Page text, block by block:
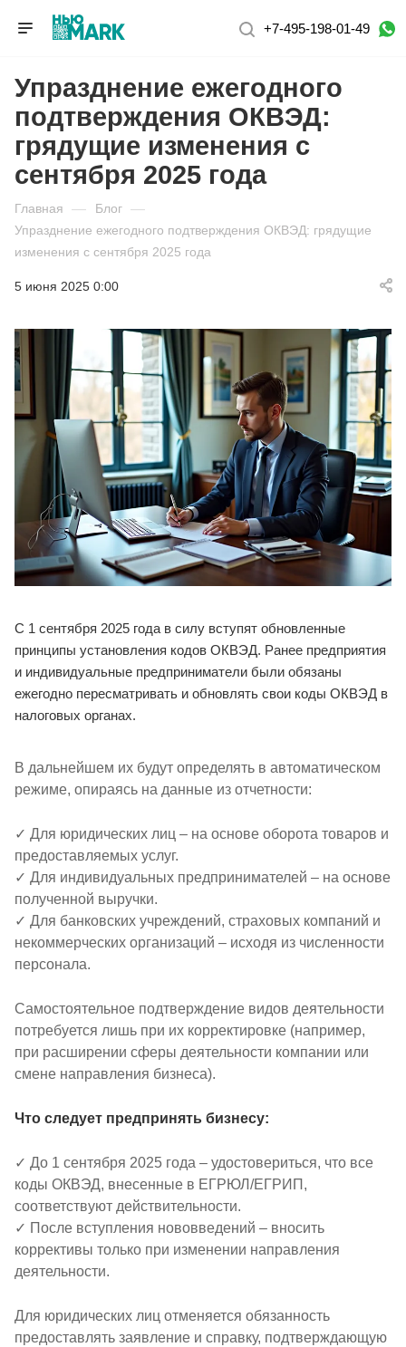
+7-495-198-01-49
Упразднение ежегодного
подтверждения ОКВЭД:
грядущие изменения с
сентября 2025 года
Главная — Блог —
Упразднение ежегодного подтверждения ОКВЭД: грядущие
изменения с сентября 2025 года
5 июня 2025 0:00
С 1 сентября 2025 года в силу вступят обновленные
принципы установления кодов ОКВЭД. Ранее предприятия
и индивидуальные предприниматели были обязаны
ежегодно пересматривать и обновлять свои коды ОКВЭД в
налоговых органах.
В дальнейшем их будут определять в автоматическом
режиме, опираясь на данные из отчетности:
✓ Для юридических лиц – на основе оборота товаров и
предоставляемых услуг.
✓ Для индивидуальных предпринимателей – на основе
полученной выручки.
✓ Для банковских учреждений, страховых компаний и
некоммерческих организаций – исходя из численности
персонала.
Самостоятельное подтверждение видов деятельности
потребуется лишь при их корректировке (например,
при расширении сферы деятельности компании или
смене направления бизнеса).
Что следует предпринять бизнесу:
✓ До 1 сентября 2025 года – удостовериться, что все
коды ОКВЭД, внесенные в ЕГРЮЛ/ЕГРИП,
соответствуют действительности.
✓ После вступления нововведений – вносить
коррективы только при изменении направления
деятельности.
Для юридических лиц отменяется обязанность
предоставлять заявление и справку, подтверждающую